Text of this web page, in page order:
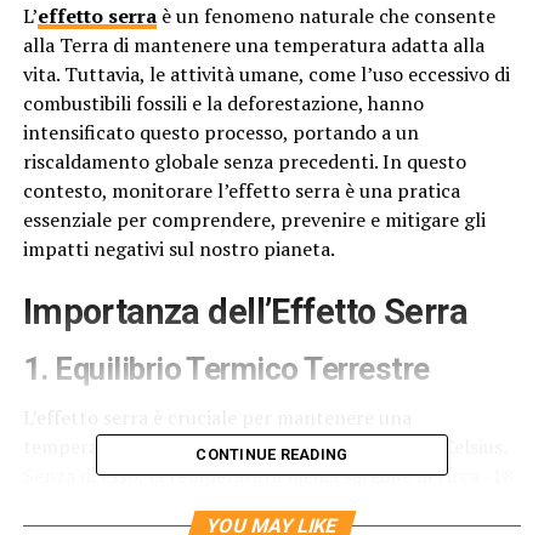
L’effetto serraè un fenomeno naturale che consente
alla Terra di mantenere una temperatura adatta alla
vita. Tuttavia, le attività umane, come l’uso eccessivo di
combustibili fossili e la deforestazione, hanno
intensificato questo processo, portando a un
riscaldamento globale senza precedenti. In questo
contesto, monitorare l’effetto serra è una pratica
essenziale per comprendere, prevenire e mitigare gli
impatti negativi sul nostro pianeta.
Importanza dell’Effetto Serra
1. Equilibrio Termico Terrestre
temperatura media sulla Terra di circa 15 gradi Celsius.
Senza di esso, la temperatura media sarebbe di circa -18
gradi Celsius, rendendo impossibile la vita come la
CONTINUE READING
YOU MAY LIKE